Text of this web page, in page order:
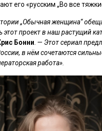
его «русским „Во все
„Обычная женщина“
проект в наш растущий
Бонни . — Этот сериал
в нём сочетаются
работа»